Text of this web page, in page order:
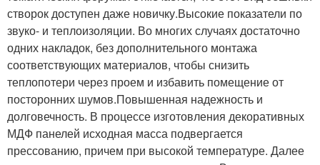
створок доступен даже новичку.Высокие показатели по
звуко- и теплоизоляции. Во многих случаях достаточно
одних накладок, без дополнительного монтажа
соответствующих материалов, чтобы снизить
теплопотери через проем и избавить помещение от
посторонних шумов.Повышенная надежность и
долговечность. В процессе изготовления декоративных
МДФ панелей исходная масса подвергается
прессованию, причем при высокой температуре. Далее